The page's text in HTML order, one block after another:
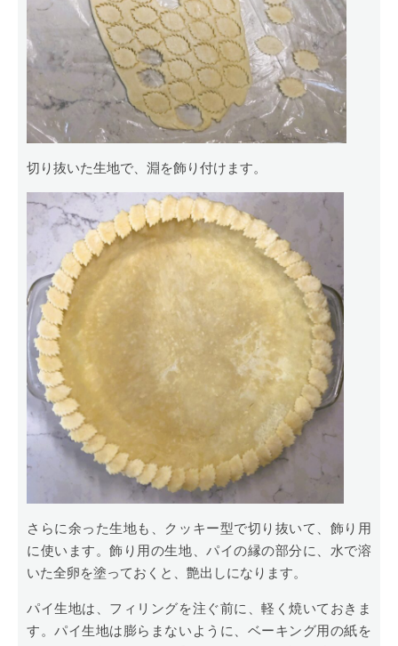
切り抜いた生地で、淵を飾り付けます。
さらに余った生地も、クッキー型で切り抜いて、飾り用
に使います。飾り用の生地、パイの縁の部分に、水で溶
いた全卵を塗っておくと、艶出しになります。
パイ生地は、フィリングを注ぐ前に、軽く焼いておきま
す。パイ生地は膨らまないように、ベーキング用の紙を